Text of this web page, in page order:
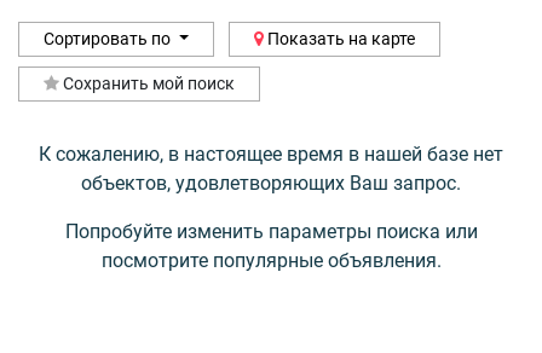
Сортировать по Показать на карте
Сохранить мой поиск
К сожалению, в настоящее время в нашей базе нет
объектов, удовлетворяющих Ваш запрос.
Попробуйте изменить параметры поиска или
посмотрите популярные объявления.